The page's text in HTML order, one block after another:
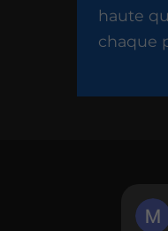
haute
chaque